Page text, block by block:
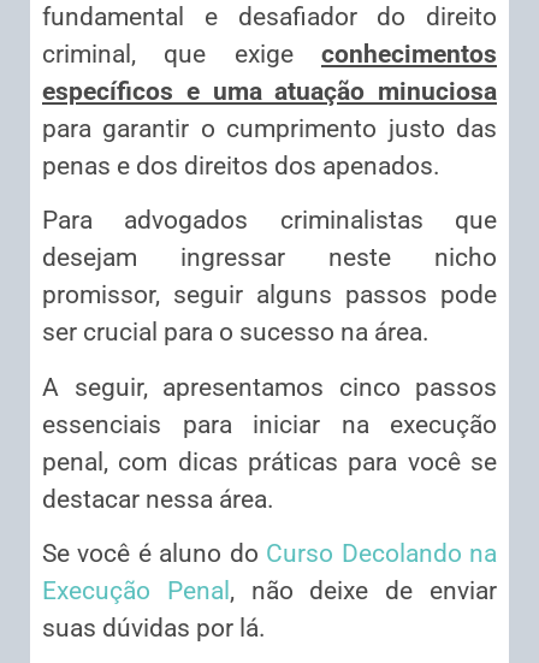
fundamental e desafiador do direito
criminal, que exige conhecimentos
específicos e uma atuação minuciosa
para garantir o cumprimento justo das
penas e dos direitos dos apenados.
Para advogados criminalistas que
desejam ingressar neste nicho
promissor, seguir alguns passos pode
ser crucial para o sucesso na área.
A seguir, apresentamos cinco passos
essenciais para iniciar na execução
penal, com dicas práticas para você se
destacar nessa área.
Se você é aluno do Curso Decolando na
Execução Penal , não deixe de enviar
suas dúvidas por lá.